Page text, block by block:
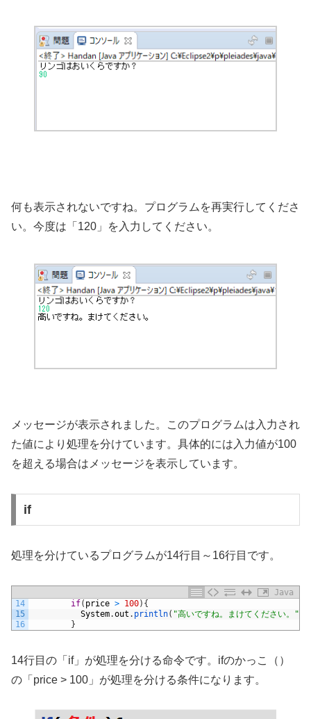
何も表示されないですね。プログラムを再実行してくださ
い。今度は「120」を入力してください。
メッセージが表示されました。このプログラムは入力され
た値により処理を分けています。具体的には入力値が100
を超える場合はメッセージを表示しています。
if
処理を分けているプログラムが14行目～16行目です。
Java
14
15
16
if( price > 100) {
System.out . println( "高いですね。まけてください。"
}
14行目の「if」が処理を分ける命令です。ifのかっこ（）
の「price > 100」が処理を分ける条件になります。